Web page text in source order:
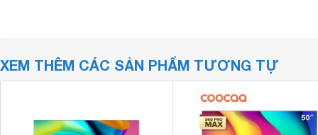
XEM THÊM CÁC SẢN PHẨM TƯƠNG TỰ